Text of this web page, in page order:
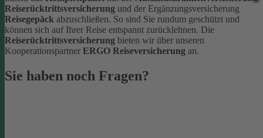
Reiserücktrittsversicherung und der Ergänzungsversicherung
Reisegepäck abzuschließen. So sind Sie rundum geschützt und
können sich auf Ihrer Reise entspannt zurücklehnen. Die
Reiserücktrittsversicherung bieten wir über unseren
Kooperationspartner ERGO Reiseversicherung an.
Sie haben noch Fragen?